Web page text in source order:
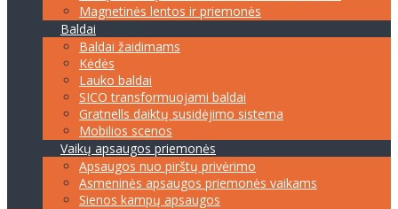
Magnetinės lentos ir priemonės
Baldai
Baldai žaidimams
Kėdės
Lauko baldai
SICO transformuojami baldai
Gratnells daiktų susidėjimo sistema
Mobilios scenos
Vaikų apsaugos priemonės
Apsaugos nuo pirštų privėrimo
Asmeninės apsaugos priemonės vaikams
Sienos kampų apsaugos